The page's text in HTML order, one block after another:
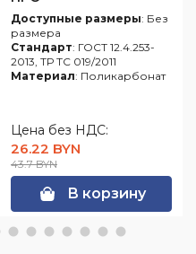
Доступные размеры: Без
размера
Стандарт: ГОСТ 12.4.253-
2013, ТР ТС 019/2011
Материал: Поликарбонат
Цена без НДС:
26.22 BYN
43.7 BYN
В корзину